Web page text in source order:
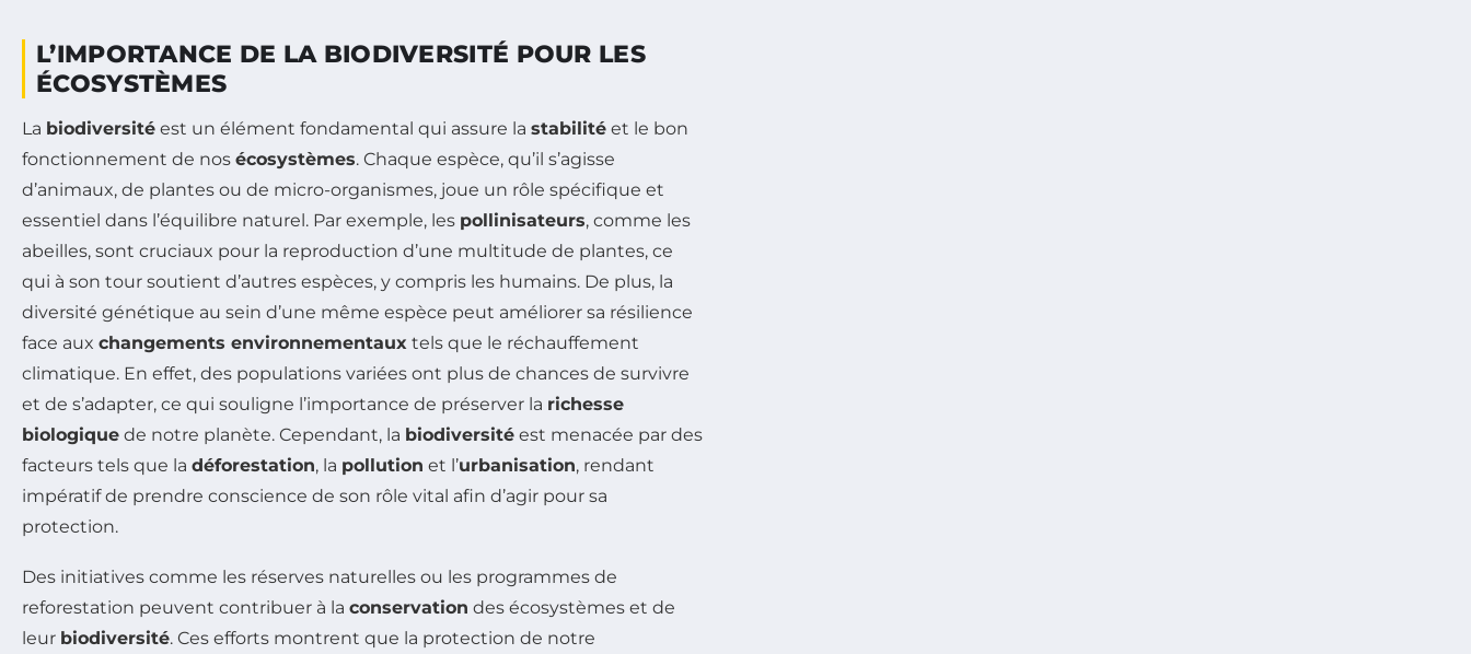
L’IMPORTANCE DE LA BIODIVERSITÉ POUR LES
ÉCOSYSTÈMES
La biodiversité est un élément fondamental qui assure la stabilité et le bon
fonctionnement de nos écosystèmes. Chaque espèce, qu’il s’agisse
d’animaux, de plantes ou de micro-organismes, joue un rôle spécifique et
essentiel dans l’équilibre naturel. Par exemple, les pollinisateurs, comme les
abeilles, sont cruciaux pour la reproduction d’une multitude de plantes, ce
qui à son tour soutient d’autres espèces, y compris les humains. De plus, la
diversité génétique au sein d’une même espèce peut améliorer sa résilience
face aux changements environnementaux tels que le réchauffement
climatique. En effet, des populations variées ont plus de chances de survivre
et de s’adapter, ce qui souligne l’importance de préserver la richesse
biologique de notre planète. Cependant, la biodiversité est menacée par des
facteurs tels que la déforestation, la pollution et l’urbanisation, rendant
impératif de prendre conscience de son rôle vital afin d’agir pour sa
protection.
Des initiatives comme les réserves naturelles ou les programmes de
reforestation peuvent contribuer à la conservation des écosystèmes et de
leur biodiversité. Ces efforts montrent que la protection de notre